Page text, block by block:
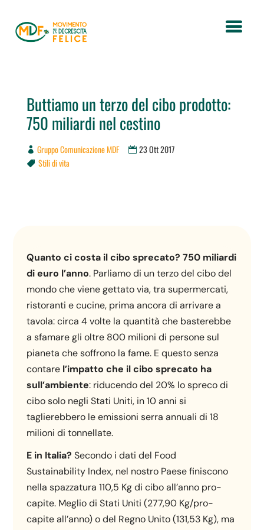
Buttiamo un terzo del cibo prodotto:
750 miliardi nel cestino
Gruppo Comunicazione MDF 23 Ott 2017
 Stili di vita
Quanto ci costa il cibo sprecato? 750 miliardi
di euro l’anno. Parliamo di un terzo del cibo del
mondo che viene gettato via, tra supermercati,
ristoranti e cucine, prima ancora di arrivare a
tavola: circa 4 volte la quantità che basterebbe
a sfamare gli oltre 800 milioni di persone sul
pianeta che soffrono la fame. E questo senza
contare l’impatto che il cibo sprecato ha
sull’ambiente: riducendo del 20% lo spreco di
cibo solo negli Stati Uniti, in 10 anni si
taglierebbero le emissioni serra annuali di 18
milioni di tonnellate.
E in Italia?Secondo i dati del Food
Sustainability Index, nel nostro Paese finiscono
nella spazzatura 110,5 Kg di cibo all’anno pro-
capite. Meglio di Stati Uniti (277,90 Kg/pro-
capite all’anno) o del Regno Unito (131,53 Kg), ma